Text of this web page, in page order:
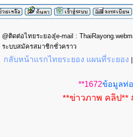
@ติดต่อไทยระยอง[e-mail :
ระบบสมัครสมาชิกชั่วคราว
กลับหน้าแรกไทยระยอง แผนที่ระยอง
**1672ข้อมูลท่
**ข่าวภาพ คลิป**